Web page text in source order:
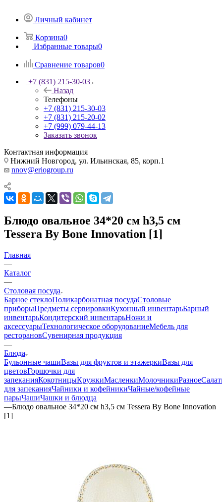
Личный кабинет
Корзина0
Избранные товары0
Сравнение товаров0
+7 (831) 215-30-03
Назад
Телефоны
+7 (831) 215-30-03
+7 (831) 215-20-02
+7 (999) 079-44-13
Заказать звонок
Контактная информация
Нижний Новгород, ул. Ильинская, 85, корп.1
nnov@eriogroup.ru
Блюдо овальное 34*20 см h3,5 см
Tessera By Bone Innovation [1]
Главная
—
Каталог
—
Столовая посуда
Барное стеклоПоликарбонатная посудаСтоловые
приборыПредметы сервировкиКухонный инвентарьБарный
инвентарьКондитерский инвентарьНожи и
аксессуарыТехнологическое оборудованиеМебель для
ресторановСувенирная продукция
—
Блюда
Бульонные чашиВазы для фруктов и этажеркиВазы для
цветовГоршочки для
запеканияКокотницыКружкиМасленкиМолочникиРазное
для запеканияЧайники и кофейникиЧайные/кофейные
парыЧашиЧашки и блюдца
—Блюдо овальное 34*20 см h3,5 см Tessera By Bone Innovation
[1]